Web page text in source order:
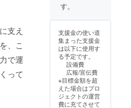
支え
、こ
で運
って
ます
が、現
時点で
は2026
年8月1
日〜
2026年
12月31
日を予
定して
おりま
ります
が、現
時点で
は2026
年8月1
日〜
2026年
12月31
日を予
定して
おりま
い。 ※
掲載を
希望さ
れない
場合
は、お
手数で
すが
【希望
なし】
とご記
は、プ
クト終
了後に
メール
にてご
案内い
たしま
す。 ※
限定5社
となり
ダー裏
分の1サ
イズ」
となり
ます。
地域に
寄り添
う企
業・団
体とし
ジェク
めに制
作する
限定デ
ザイン
です。
ご支援
いただ
いた皆
さまだ
す。
支援金の使い道
集まった支援金
は以下に使用す
る予定です。
設備費
広報/宣伝費
※目標金額を超
えた場合はプロ
ジェクトの運営
費に充てさせて